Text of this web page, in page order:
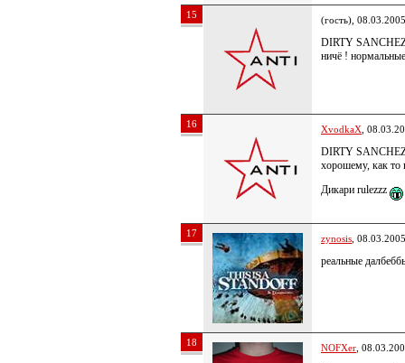
15 (гость),
DIRTY
ничё !
16 XvodkaX ,
DIRTY
хорошему, как то
Дикари rulezzz
17 zynosis ,
реальные
18 NOFXer ,